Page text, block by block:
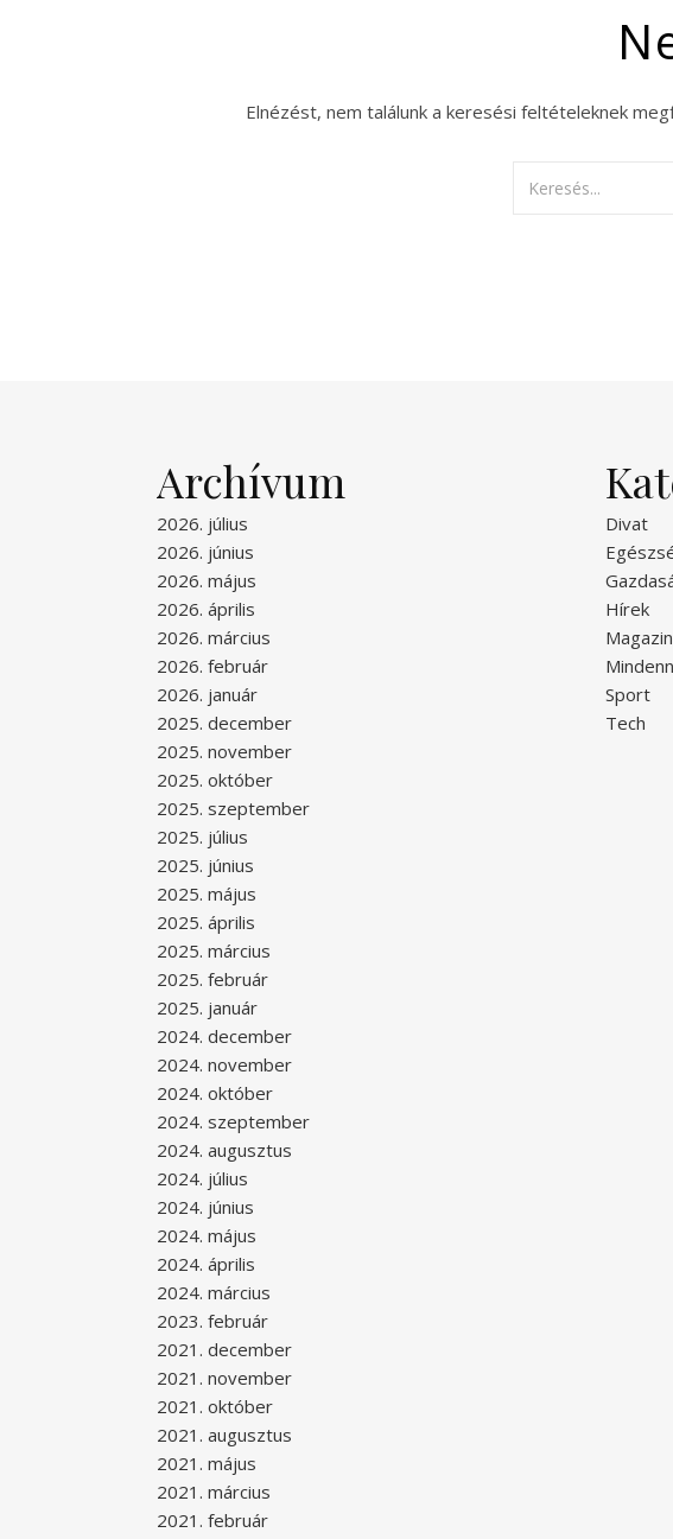
Elnézést, nem találunk a keresési feltételeknek
Archívum
2026. július
2026. június
2026. május
2026. április
2026. március
2026. február
2026. január
2025. december
2025. november
2025. október
2025. szeptember
2025. július
2025. június
2025. május
2025. április
2025. március
2025. február
2025. január
2024. december
2024. november
2024. október
2024. szeptember
2024. augusztus
2024. július
2024. június
2024. május
2024. április
2024. március
2023. február
2021. december
2021. november
2021. október
2021. augusztus
2021. május
2021. március
2021. február
Divat
Hírek
Magazin
Sport
Tech